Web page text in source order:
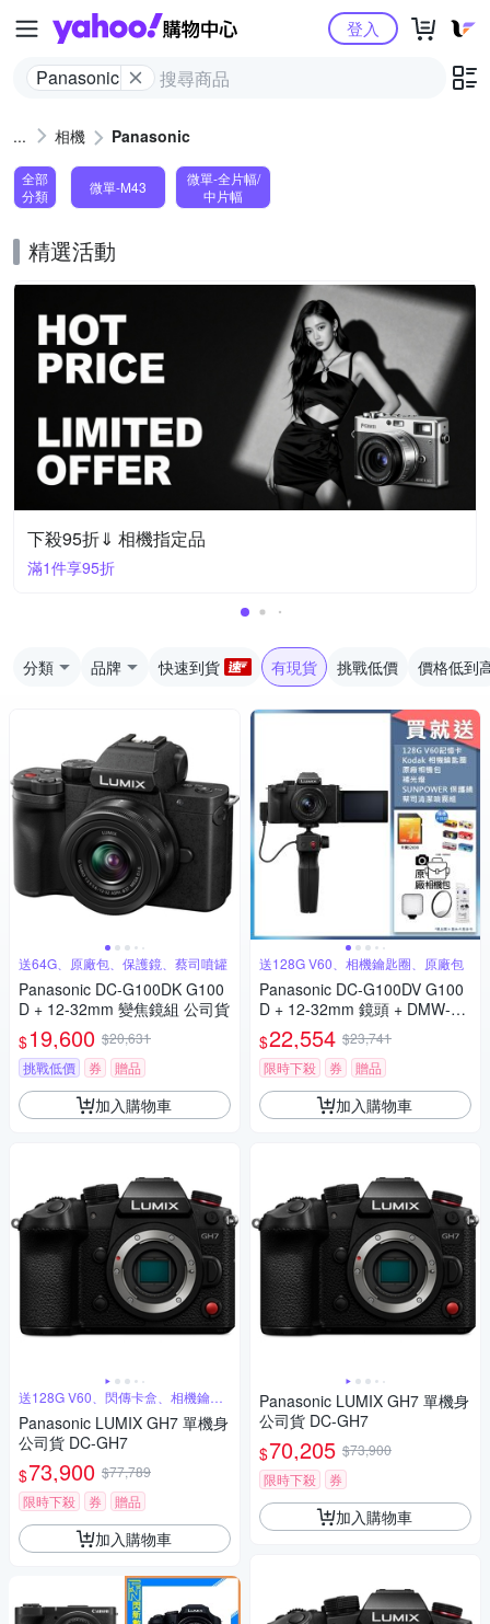
Yahoo購物中心
Panasonic
登入
相機 Panasonic
全部
分類
微單-M43
微單-全片幅/
中片幅
精選活動
下殺95折⇓ 相機指定品
滿1件享95折
分類 品牌 快速到貨 有現貨 挑戰低價 價格低到
送64G、原廠包、保護鏡、蔡司噴罐
Panasonic DC-G100DK G100
D + 12-32mm 變焦鏡組 公司貨
$19,600 $20,631
挑戰低價
券 贈品
加入購物車
送128G V60、閃傳卡盒、相機鑰匙
圈
Panasonic LUMIX GH7 單機身
公司貨 DC-GH7
$73,900 $77,789
限時下殺
券 贈品
加入購物車
送128G V60、相機鑰匙圈、原廠包
Panasonic DC-G100DV G100
D + 12-32mm 鏡頭 + DMW-SH
GR2 三腳架握把組 公司貨
$22,554 $23,741
限時下殺
券 贈品
加入購物車
Panasonic LUMIX GH7 單機身
公司貨 DC-GH7
$70,205 $73,900
限時下殺
券
加入購物車